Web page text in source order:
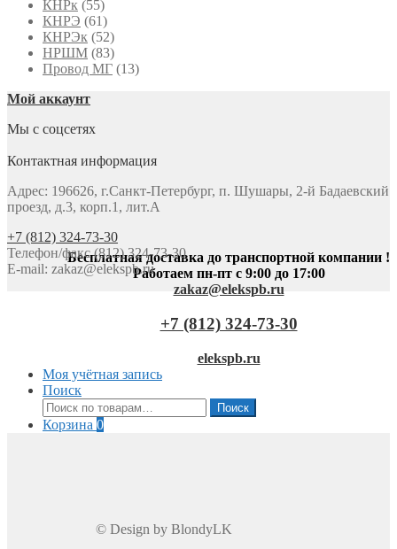
КНРк (55)
КНРЭ (61)
КНРЭк (52)
НРШМ (83)
Провод МГ (13)
Мой аккаунт
Мы с соцсетях
Контактная информация
Адрес: 196626, г.Санкт-Петербург, п. Шушары, 2-й Бадаевский
проезд, д.3, корп.1, лит.А
+7 (812) 324-73-30
Телефон/факс (812) 324-73-30
E-mail: zakaz@elekspb.ru
Бесплатная доставка до транспортной компании !
Работаем пн-пт с 9:00 до 17:00
zakaz@elekspb.ru
+7 (812) 324-73-30
elekspb.ru
Моя учётная запись
Поиск
Искать:
Поиск
Корзина 0
© Design by BlondyLK